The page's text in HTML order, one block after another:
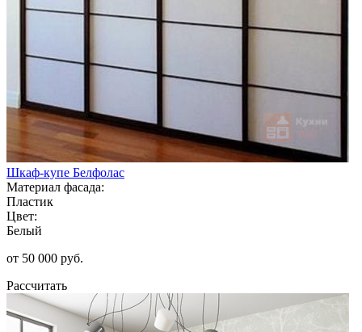
Шкаф-купе Белфолас
Материал фасада:
Пластик
Цвет:
Белый
от 50 000 руб.
Рассчитать